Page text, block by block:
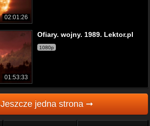
02:01:26
01:53:33
Ofiary. wojny. 1989. Lektor.pl
1080p
Jeszcze jedna strona ➞